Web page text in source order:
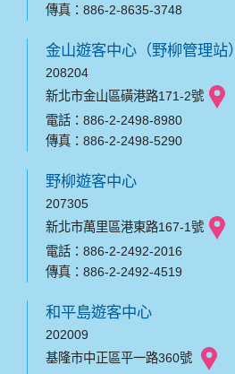
傳真：886-2-8635-3748
金山遊客中心（野柳管理站）
208204
新北市金山區磺港路171-2號
電話：886-2-2498-8980
傳真：886-2-2498-5290
野柳遊客中心
207305
新北市萬里區港東路167-1號
電話：886-2-2492-2016
傳真：886-2-2492-4519
和平島遊客中心
202009
基隆市中正區平一路360號